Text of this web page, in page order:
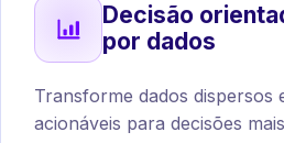
Decisão
por dados
Transforme dados dispersos
acionáveis para decisões